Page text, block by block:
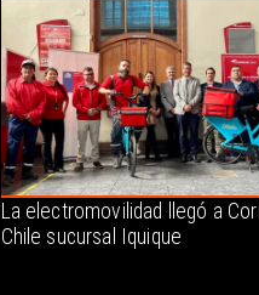
La electromovilidad llegó a
Chile sucursal Iquique